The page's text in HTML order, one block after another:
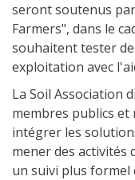
seront soutenus
Farmers", dans le
souhaitent tester
exploitation avec
La Soil Association
membres publics
intégrer les
mener des activités
un suivi plus formel